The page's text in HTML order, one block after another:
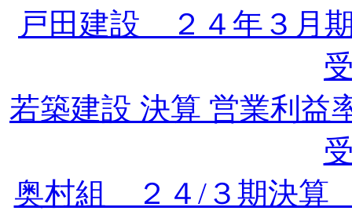
戸田建設 ２４年３月
若築建設 決算 営業利
奥村組 ２４/３期決